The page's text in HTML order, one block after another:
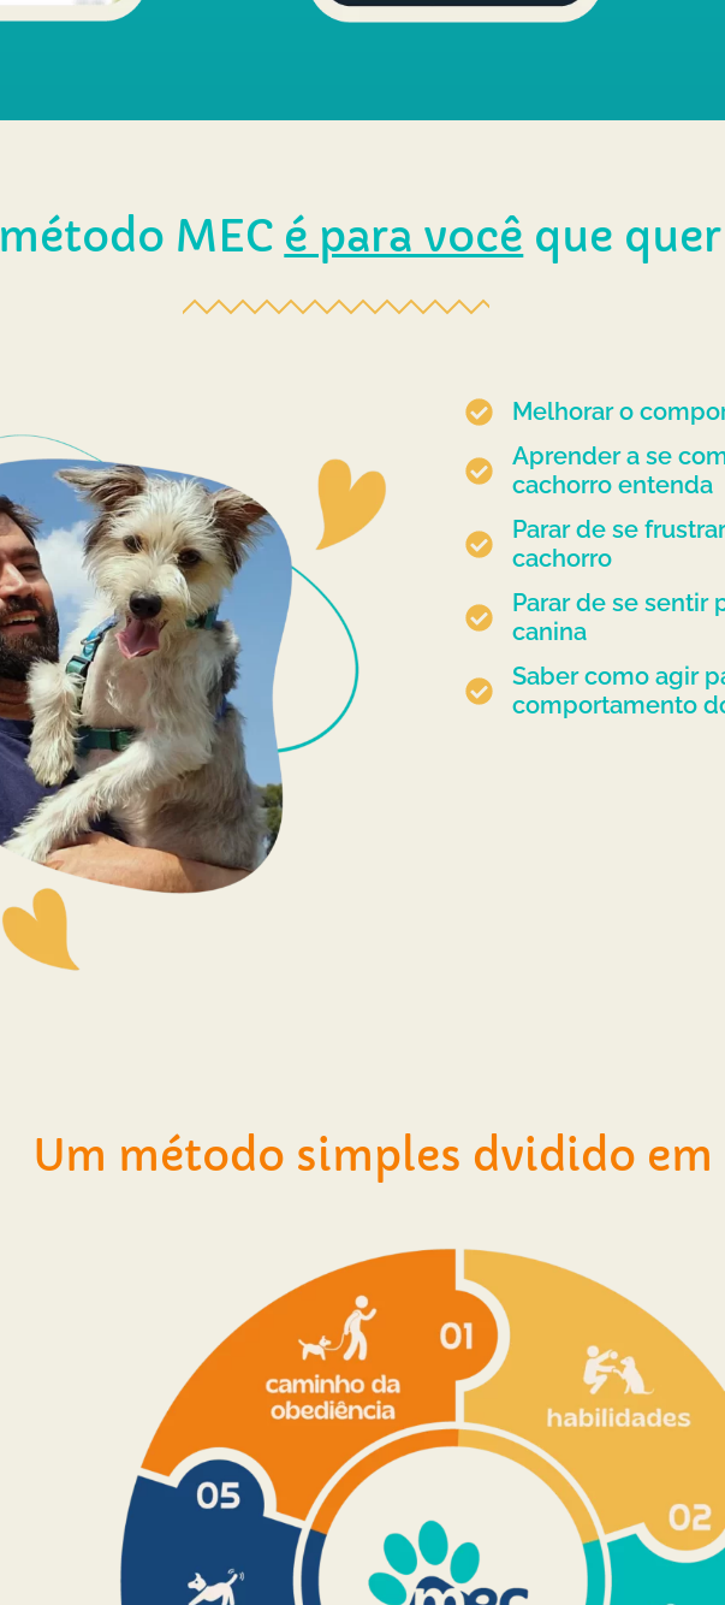
método MEC é para você que quer
Melhorar o
Aprender a se
cachorro entenda
Parar de se
cachorro
Parar de se sentir
canina
Saber como agir
comportamento
Um método simples dvidido em